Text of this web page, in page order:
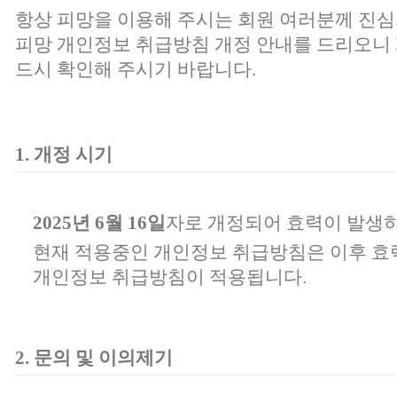
항상 피망을 이용해 주시는 회원 여러분께 진
피망 개인정보 취급방침 개정 안내를 드리오
드시 확인해 주시기 바랍니다.
1. 개정 시기
2025년 6월 16일자로 개정되어 효력이 발생
현재 적용중인 개인정보 취급방침은 이후
개인정보 취급방침이 적용됩니다.
2. 문의 및 이의제기